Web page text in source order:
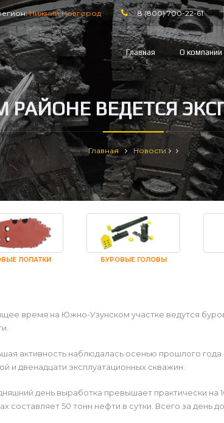
Нижний Новгород 8 (800) 700-22-61
Главная О компании
ВЕДЕТСЯ
Главная Новости
ЛОПАТКИ БУРОВЫЕ ГОЛОВЫ
время на Южно-Узунском участке ведутся
активность наблюдалась осенью прошлого
и двенадцати эксплуатационных скважин.
день выработка превышает практически на
составляет 50 тонн нефти в сутки. Всего за день